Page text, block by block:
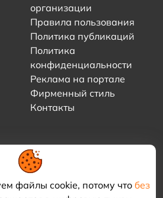
файлы cookie, потому что без
организации
Правила пользования
Политика публикаций
Политика
конфиденциальности
Реклама на портале
Фирменный стиль
Контакты